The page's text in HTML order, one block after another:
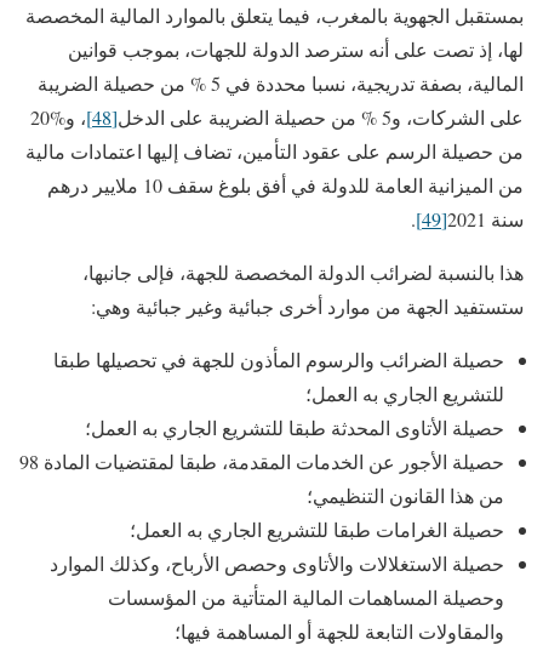
بمستقبل الجهوية بالمغرب، فيما يتعلق بالموارد المالية المخصصة
لها، إذ تصت على أنه سترصد الدولة للجهات، بموجب قوانين
المالية، بصفة تدريجية، نسبا محددة في 5 % من حصيلة الضريبة
على الشركات، و5 % من حصيلة الضريبة على الدخل
[48]
، و%20
من حصيلة الرسم على عقود التأمين، تضاف إليها اعتمادات مالية
من الميزانية العامة للدولة في أفق بلوغ سقف 10 ملايير درهم
سنة 2021
[49]
.
هذا بالنسبة لضرائب الدولة المخصصة للجهة، فإلى جانبها،
ستستفيد الجهة من موارد أخرى جبائية وغير جبائية وهي:
حصيلة الضرائب والرسوم المأذون للجهة في تحصيلها طبقا
للتشريع الجاري به العمل؛
حصيلة الأتاوى المحدثة طبقا للتشريع الجاري به العمل؛
حصيلة الأجور عن الخدمات المقدمة، طبقا لمقتضيات المادة 98
من هذا القانون التنظيمي؛
حصيلة الغرامات طبقا للتشريع الجاري به العمل؛
حصيلة الاستغلالات والأتاوى وحصص الأرباح، وكذلك الموارد
وحصيلة المساهمات المالية المتأتية من المؤسسات
والمقاولات التابعة للجهة أو المساهمة فيها؛